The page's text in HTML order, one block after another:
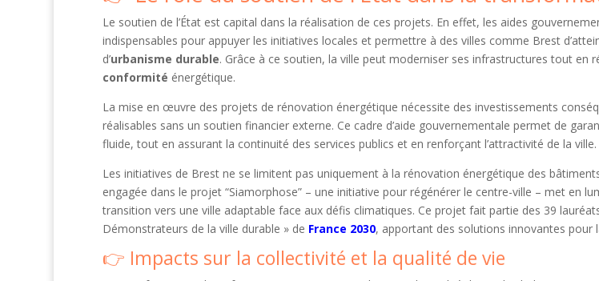
Le soutien de l’État est capital dans la réalisation de ces projets. En effet, les aides
indispensables pour appuyer les initiatives locales et permettre à des villes comme Brest
d’urbanisme durable. Grâce à ce soutien, la ville peut moderniser ses infrastructures tout en
conformité énergétique.
La mise en œuvre des projets de rénovation énergétique nécessite des investissements
réalisables sans un soutien financier externe. Ce cadre d’aide gouvernementale permet de
fluide, tout en assurant la continuité des services publics et en renforçant l’attractivité de la ville.
Les initiatives de Brest ne se limitent pas uniquement à la rénovation énergétique des
engagée dans le projet “Siamorphose” – une initiative pour régénérer le centre-ville – met en
transition vers une ville adaptable face aux défis climatiques. Ce projet fait partie des 39
Démonstrateurs de la ville durable » de France 2030, apportant des solutions innovantes pour
Impacts sur la collectivité et la qualité de vie